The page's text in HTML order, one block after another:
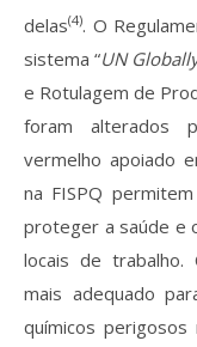
delas(4). O
sistema “UN
e Rotulagem de
foram alterados
vermelho apoiado
na FISPQ
proteger a saúde e
locais de trabalho.
mais adequado
químicos